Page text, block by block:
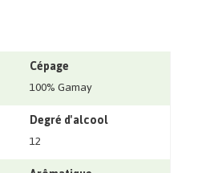
Cépage
100% Gamay
Degré d'alcool
12